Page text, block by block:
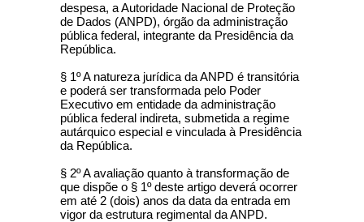
despesa, a Autoridade Nacional de Proteção
de Dados (ANPD), órgão da administração
pública federal, integrante da Presidência da
República.
§ 1º A natureza jurídica da ANPD é transitória
e poderá ser transformada pelo Poder
Executivo em entidade da administração
pública federal indireta, submetida a regime
autárquico especial e vinculada à Presidência
da República.
§ 2º A avaliação quanto à transformação de
que dispõe o § 1º deste artigo deverá ocorrer
em até 2 (dois) anos da data da entrada em
vigor da estrutura regimental da ANPD.